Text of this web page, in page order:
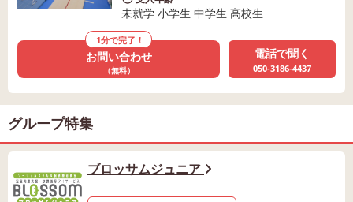
未就学 小学生 中学生 高校生
1分で完了！
お問い合わせ
（無料）
電話で聞く
050-3186-4437
グループ特集
ブロッサムジュニア